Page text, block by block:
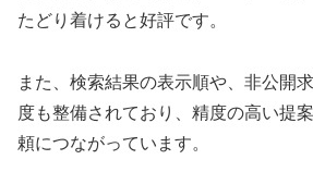
たどり着けると好評です。
また、検索結果の表示順や、非公開
度も整備されており、精度の高い提
頼につながっています。